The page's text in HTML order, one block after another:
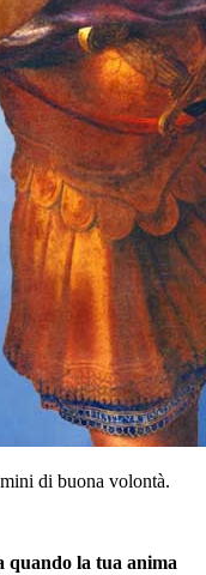
di buona volontà.
quando la tua anima